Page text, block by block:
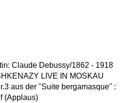
Claude Debussy/1862 - 1918
LIVE IN MOSKAU
aus der "Suite bergamasque" :
(Applaus)